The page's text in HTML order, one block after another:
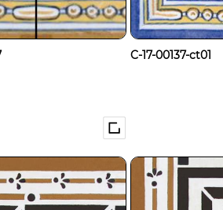
C-17-00137-ct01